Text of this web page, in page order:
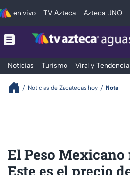
en vivo TV Azteca Azteca UNO
Noticias Turismo Viral y Tendencia
Noticias de Zacatecas hoy Nota
El Peso Mexicano
Este es el precio